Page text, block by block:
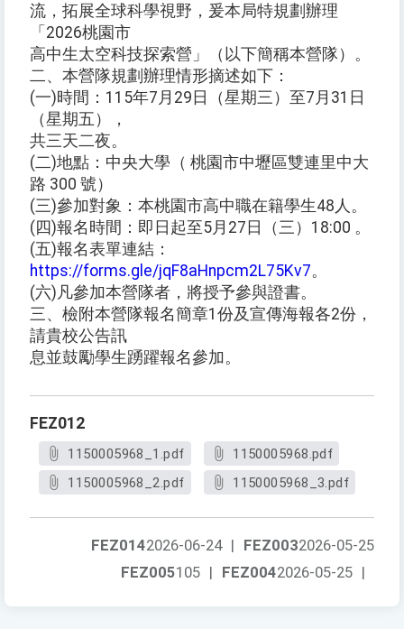
流，拓展全球科學視野，爰本局特規劃辦理
「2026桃園市
高中生太空科技探索營」（以下簡稱本營隊）。
二、本營隊規劃辦理情形摘述如下：
(一)時間：115年7月29日（星期三）至7月31日
（星期五），
共三天二夜。
(二)地點：中央大學（ 桃園市中壢區雙連里中大
路 300 號）
(三)參加對象：本桃園市高中職在籍學生48人。
(四)報名時間：即日起至5月27日（三）18:00 。
(五)報名表單連結：
https://forms.gle/jqF8aHnpcm2L75Kv7。
(六)凡參加本營隊者，將授予參與證書。
三、檢附本營隊報名簡章1份及宣傳海報各2份，
請貴校公告訊
息並鼓勵學生踴躍報名參加。
FEZ012
1150005968_1.pdf
1150005968.pdf
1150005968_2.pdf
1150005968_3.pdf
FEZ0032026-05-25
FEZ0142026-06-24 |
FEZ0042026-05-25 |
FEZ005105 |